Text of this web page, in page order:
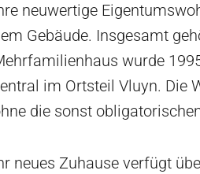
neuwertige
Gebäude. Insgesamt
wurde
im Ortsteil Vluyn. Die
die sonst
neues Zuhause verfügt